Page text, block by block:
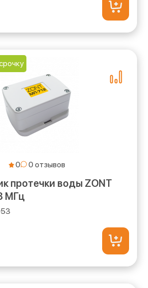
0
протечки воды ZONT
МГц